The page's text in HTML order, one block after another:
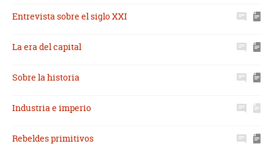
Entrevista sobre el siglo XXI
La era del capital
Sobre la historia
Industria e imperio
Rebeldes primitivos